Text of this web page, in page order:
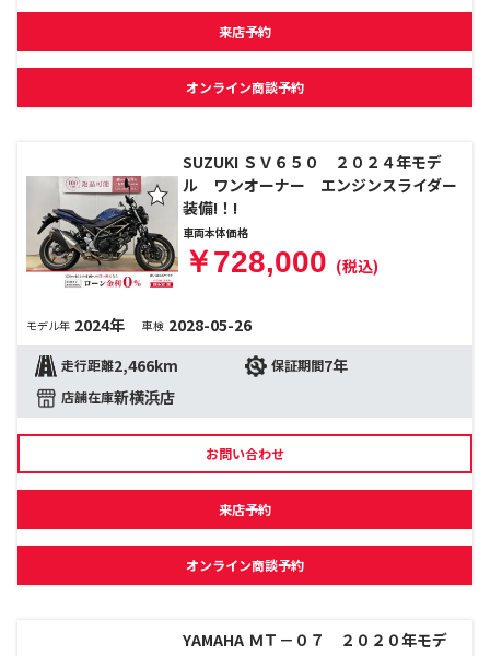
来店予約
オンライン商談予約
SUZUKI ＳＶ６５０ ２０２４年モデ
ル ワンオーナー エンジンスライダー
装備!！!
車両本体価格
￥728,000 (税込)
モデル年 2024年 車検 2028-05-26
走行距離2,466km 保証期間7年
店舗在庫新横浜店
お問い合わせ
来店予約
オンライン商談予約
YAMAHA ＭＴ－０７ ２０２０年モデ